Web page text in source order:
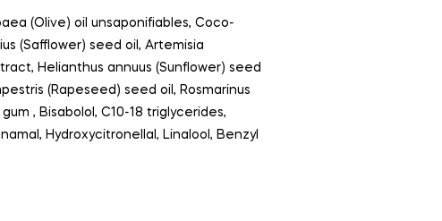
(Olive) oil unsaponifiables, Coco-
(Safflower) seed oil, Artemisia
Helianthus annuus (Sunflower) seed
(Rapeseed) seed oil, Rosmarinus
, Bisabolol, C10-18 triglycerides,
Hydroxycitronellal, Linalool, Benzyl